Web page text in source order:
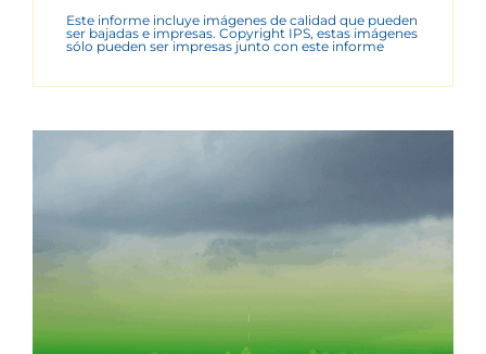
Este informe incluye imágenes de calidad que pueden
ser bajadas e impresas. Copyright IPS, estas imágenes
sólo pueden ser impresas junto con este informe